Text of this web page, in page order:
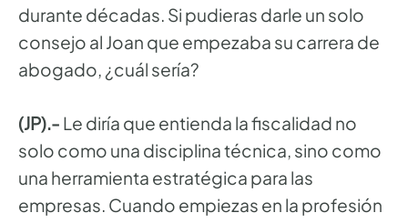
durante décadas. Si pudieras darle un solo
consejo al Joan que empezaba su carrera de
abogado, ¿cuál sería?
(JP).- Le diría que entienda la fiscalidad no
solo como una disciplina técnica, sino como
una herramienta estratégica para las
empresas. Cuando empiezas en la profesión